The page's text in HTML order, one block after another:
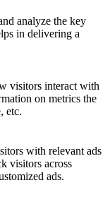
analyze the key
in delivering a
visitors interact with
on metrics the
etc.
with relevant ads
visitors across
ads.